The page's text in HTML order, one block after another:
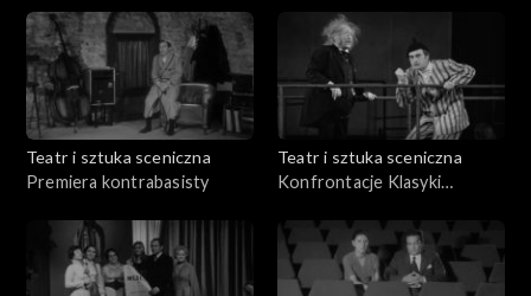
Teatr i sztuka sceniczna
Premiera kontrabasisty
Teatr i sztuka sceniczna
Konfrontacje Klasyki